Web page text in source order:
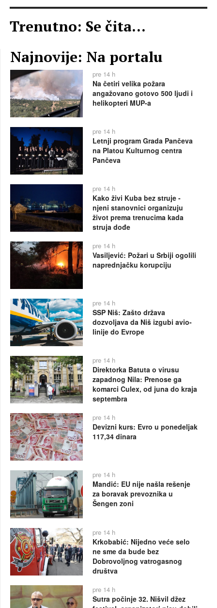
Trenutno: Se čita...
Najnovije: Na portalu
pre 14 h
Na četiri velika požara
angažovano gotovo 500 ljudi i
helikopteri MUP-a
pre 14 h
Letnji program Grada Pančeva
na Platou Kulturnog centra
Pančeva
pre 14 h
Kako živi Kuba bez struje -
njeni stanovnici organizuju
život prema trenucima kada
struja dođe
pre 14 h
Vasiljević: Požari u Srbiji ogolili
naprednjačku korupciju
pre 14 h
SSP Niš: Zašto država
dozvoljava da Niš izgubi avio-
linije do Evrope
pre 14 h
Direktorka Batuta o virusu
zapadnog Nila: Prenose ga
komarci Culex, od juna do kraja
septembra
pre 14 h
Devizni kurs: Evro u ponedeljak
117,34 dinara
pre 14 h
Mandić: EU nije našla rešenje
za boravak prevoznika u
Šengen zoni
pre 14 h
Krkobabić: Nijedno veće selo
ne sme da bude bez
Dobrovoljnog vatrogasnog
društva
pre 14 h
Sutra počinje 32. Nišvil džez